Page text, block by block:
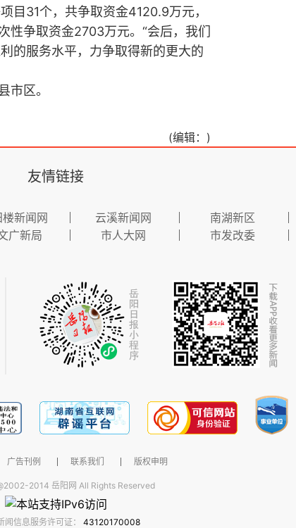
目31个，共争取资金4120.9万元，
性争取资金2703万元。“会后，我们
的服务水平，力争取得新的更大的
区。
(编辑：)
友情链接
楼新闻网 云溪新闻网 南湖新区
广新局 市人大网 市发改委
广告刊例 联系我们 版权申明
2014 岳阳网 All Rights Reserved
闻信息服务许可证： 43120170008